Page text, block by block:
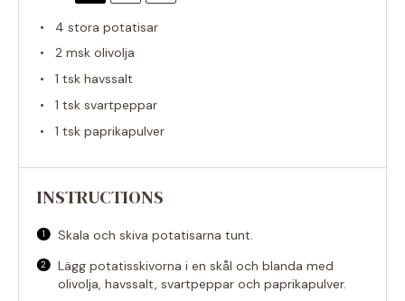
4 stora potatisar
2 msk olivolja
1 tsk havssalt
1 tsk svartpeppar
1 tsk paprikapulver
INSTRUCTIONS
Skala och skiva potatisarna tunt.
Lägg potatisskivorna i en skål och blanda med
olivolja, havssalt, svartpeppar och paprikapulver.